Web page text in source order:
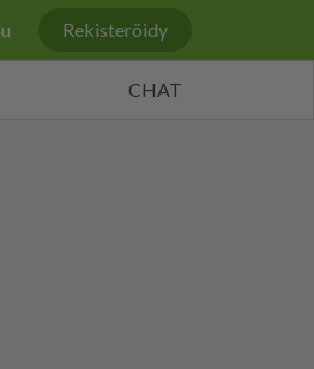
Rekisteröidy
CHAT